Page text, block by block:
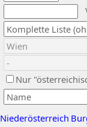
Nur
Niederösterreich